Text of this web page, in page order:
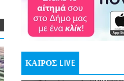
ΚΑΙΡΟΣ LIVE